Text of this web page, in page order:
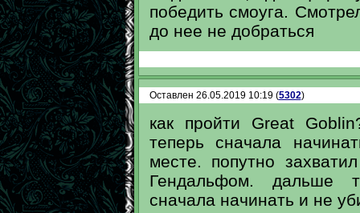
победить смоуга.
до нее не добраться
Оставлен 26.05.2019 10:19 (5302)
как пройти Great
теперь сначала
месте. попутно
Гендальфом. дальше
сначала начинать и не